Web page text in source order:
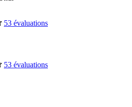
53 évaluations
53 évaluations